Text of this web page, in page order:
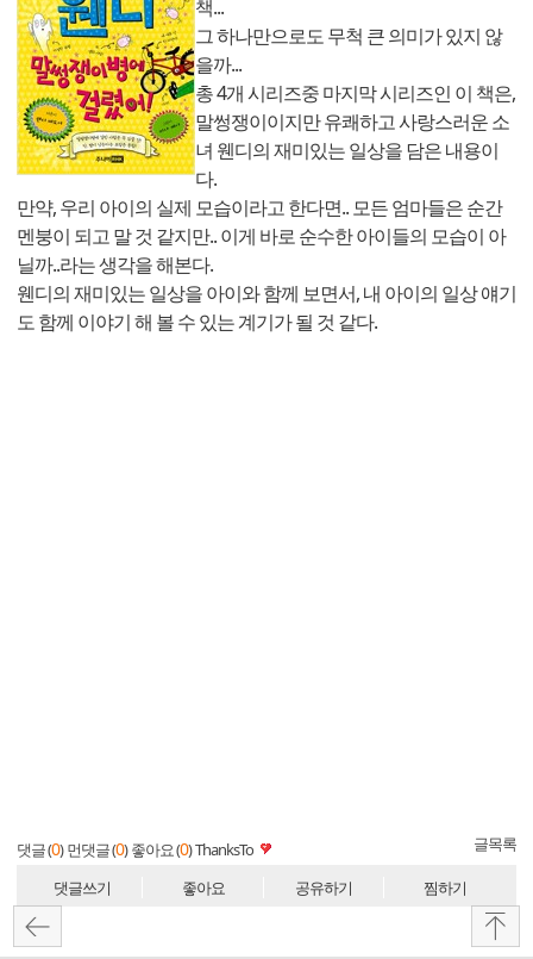
책...
그 하나만으로도 무척 큰 의미가 있지 않
을까...
총 4개 시리즈중 마지막 시리즈인 이 책은,
말썽쟁이이지만 유쾌하고 사랑스러운 소
녀 웬디의 재미있는 일상을 담은 내용이
다.
만약, 우리 아이의 실제 모습이라고 한다면.. 모든 엄마들은 순간
멘붕이 되고 말 것 같지만.. 이게 바로 순수한 아이들의 모습이 아
닐까..라는 생각을 해본다.
웬디의 재미있는 일상을 아이와 함께 보면서, 내 아이의 일상 얘기
도 함께 이야기 해 볼 수 있는 계기가 될 것 같다.
댓글 (0) 먼댓글 (0) 좋아요 (0)ThanksTo 글목록
댓글쓰기 좋아요 공유하기 찜하기